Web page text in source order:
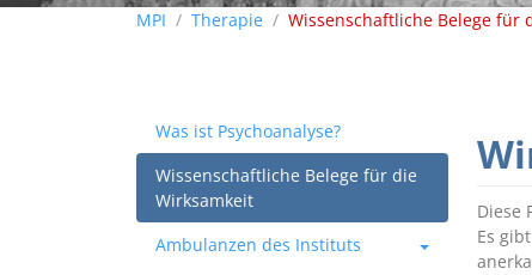
MPI Therapie Wissenschaftliche Belege für
Was ist Psychoanalyse?
Wissenschaftliche Belege für die
Wirksamkeit
Ambulanzen des Instituts
Diese
Es